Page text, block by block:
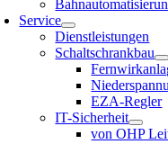
Service
Dienstleistungen
Schaltschrankbau
EZA-Regler
IT-Sicherheit
von OHP